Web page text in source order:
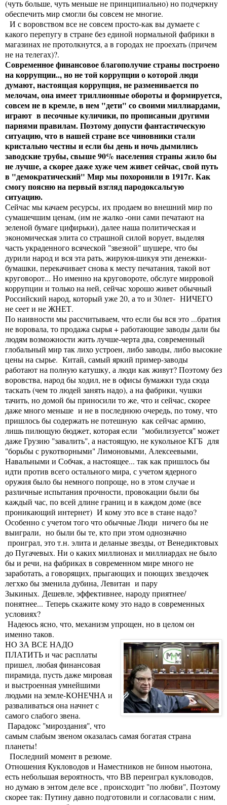
(чуть больше, чуть меньше не принципиально) но подчеркну
обеспечить мир смогли бы совсем не многие.
И с воровством все не совсем просто-как вы думаете с
какого перепугу в стране без единой нормальной фабрики в
магазинах не протолкнутся, а в городах не проехать (причем
не на телегах)?.
Современное финансовое благополучие страны построено
на коррупции.., но не той коррупции о которой люди
думают, настоящая коррупция, не разменивается по
мелочам, она имеет триллионные обороты и формируется,
совсем не в кремле, в нем "дети" со своими миллиардами,
играют в песочные куличики, по прописаныи другими
парнями правилам. Поэтому допусти фантастическую
ситуацию, что в нашей стране все чиновники стали
кристально честны и если бы день и ночь дымились
заводские трубы, свыше 90% населения страны жило бы
не лучше, а скорее даже хуже чем живет сейчас, свой путь
в "демократический" Мир мы похоронили в 1917г. Как
смогу поясню на первый взгляд пародоксальгую
ситуацию.
Сейчас мы качаем ресурсы, их продаем во внешний мир по
сумашечшим ценам, (им не жалко -они сами печатают на
зеленой бумаге цифирьки), далее наша политическая и
экономическая элита со страшной силой ворует, выделяя
часть украденного всяческой "звезной" шушере, что бы
дурили народ и вся эта рать, жируюя-шикуя эти денежки-
бумашки, перекачивает снова к месту печатания, такой вот
круговорот... Но именно на круговороте, обслуге мирровой
коррупции и только на ней, сейчас хорошо живет обычный
Российский народ, который уже 20, а то и 30лет- НИЧЕГО
не сеет и не ЖНЕТ.
По наивности мы рассчитываем, что если бы вся это ...братия
не воровала, то продажа сырья + работающие заводы дали бы
людям возможности жить лучше-черта два, современный
глобальный мир так лихо устроен, либо заводы, либо высокие
цены на сырье. Китай, самый яркий пример-заводы
работают на полную катушку, а люди как живут? Поэтому без
воровства, народ бы ходил, не в офисы бумажки туда сюда
таскать (чем то людей занять надо), а на фабрики, чушки
тачить, но домой бы приносили то же, что и сейчас, скорее
даже много меньше и не в последнюю очередь, по тому, что
пришлось бы содержать не потешную как сейчас армию,
лишь пилющую бюджет, которая если "мобилизуется" может
даже Грузию "завалить", а настоящую, не кукольное КГБ для
"борьбы с рукотворными" Лимоновыми, Алексеевыми,
Навальными и Собчак, а настоящее... так как пришлось бы
идти против всего остального мира, с учетом ядерного
оружия было бы немного попроще, но в этом случае и
различные испытания прочности, провокации были бы
каждый час, по всей длине границ и в каждом доме (все
проникающий интернет) И кому это все в стане надо?
Особенно с учетом того что обычные Люди ничего бы не
выиграли, но были бы те, кто при этом однозначно
проиграл, это т.н. элита и деланые звезды, от Венедиктовых
до Пугачевых. Ни о каких миллионах и миллиардах не было
бы и речи, на фабриках в современном мире много не
заработать, а говорящих, прыгающих и поющих звездочек
легхко бы зменила дубина, Левитан и пару
Зыкиных. Дешевле, эффективнее, народу приятнее/
понятнее... Теперь скажите кому это надо в современных
условиях?
Надеюсь ясно, что, механизм упрощен, но в целом он
именно таков.
НО ЗА ВСЕ НАДО
ПЛАТИТЬ и час расплаты
пришел, любая финансовая
пирамида, пусть даже мировая
и выстроенная умнейшими
людьми на земле-КОНЕЧНА и
разваливаться она начнет с
самого слабого звена.
Парадокс "мироздания", что
самым слабым звеном оказалась самая богатая страна
планеты!
Последний момент в резюме.
Отношения Кукловодов и Наместников не бином ньютона,
есть небольшая вероятность, что ВВ переиграл кукловодов,
но думаю в энтом деле все , происходит "по любви", Поэтому
скорее так: Путину давно подготовили и согласовали с ним,